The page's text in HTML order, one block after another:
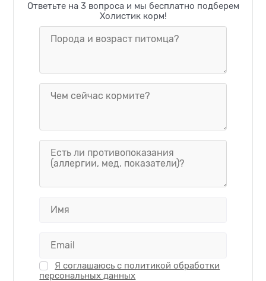
Ответьте на 3 вопроса и мы бесплатно подберем
Холистик корм!
Я соглашаюсь с политикой обработки
персональных данных